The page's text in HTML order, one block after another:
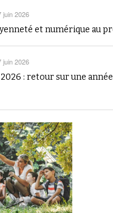
juin 2026
et numérique au
juin 2026
: retour sur une année